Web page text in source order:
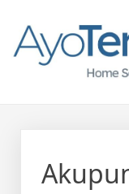
content
Ayo Terapi